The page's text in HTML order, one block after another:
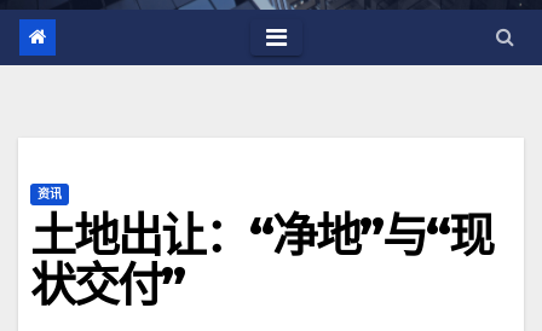
资讯
土地出让：“净地”与“现
状交付”